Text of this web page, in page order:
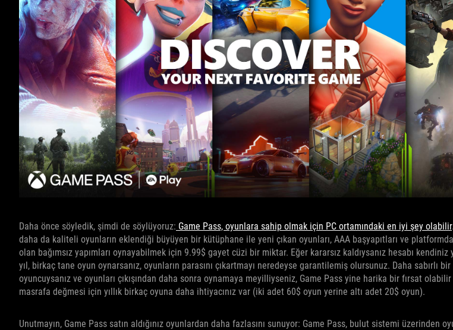
Daha önce söyledik, şimdi de söylüyoruz: Game Pass, oyunlara sahip olmak için PC ortamındaki en iyi şey olabilir
daha da kaliteli oyunların eklendiği büyüyen bir kütüphane ile yeni çıkan oyunları, AAA başyapıtları ve
olan bağımsız yapımları oynayabilmek için 9.99$ gayet cüzi bir miktar. Eğer kararsız kaldıysanız hesabı kendiniz
yıl, birkaç tane oyun oynarsanız, oyunların parasını çıkartmayı neredeyse garantilemiş olursunuz. Daha sabırlı bir
oyuncuysanız ve oyunları çıkışından daha sonra oynamaya meyilliyseniz, Game Pass yine harika bir fırsat olabilir
masrafa değmesi için yıllık birkaç oyuna daha ihtiyacınız var (iki adet 60$ oyun yerine altı adet 20$ oyun).
Unutmayın, Game Pass satın aldığınız oyunlardan daha fazlasını sunuyor: Game Pass, bulut sistemi üzerinden